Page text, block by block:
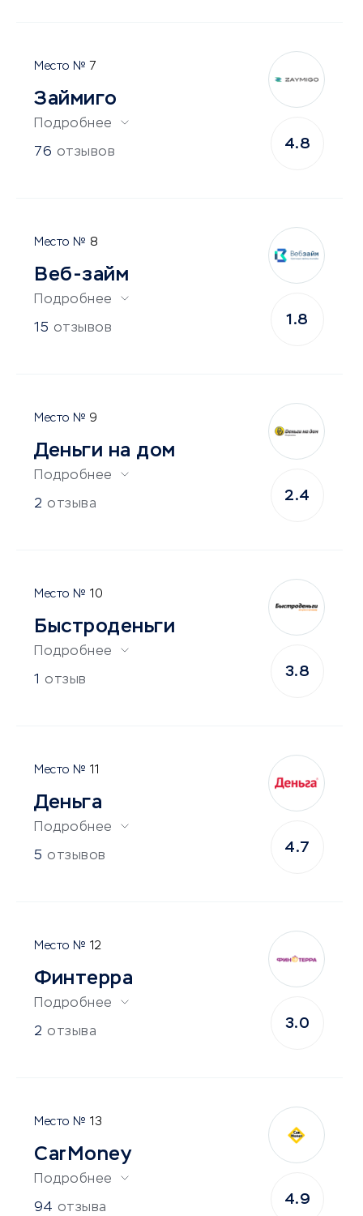
7
Займиго
Подробнее
76 отзывов
4.8
8
Веб-займ
Подробнее
15 отзывов
1.8
9
Деньги на дом
Подробнее
2 отзыва
2.4
10
Быстроденьги
Подробнее
1 отзыв
3.8
11
Деньга
Подробнее
5 отзывов
4.7
12
Финтерра
Подробнее
2 отзыва
3.0
13
CarMoney
Подробнее
94 отзыва
4.9